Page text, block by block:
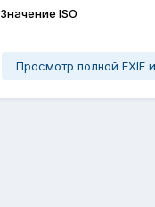
Значение ISO
Просмотр полной EXIF